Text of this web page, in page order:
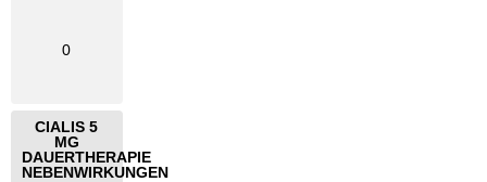
0
CIALIS 5
MG
DAUERTHERAPIE
NEBENWIRKUNGEN